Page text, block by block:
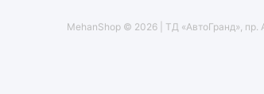
MehanShop © 2026 | ТД «АвтоГранд», пр.